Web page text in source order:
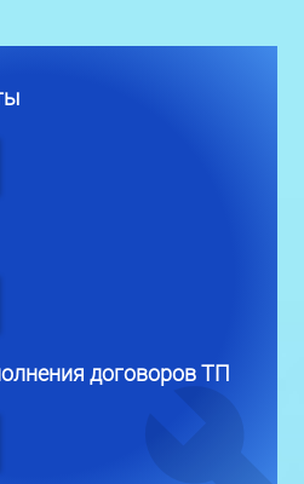
договоров ТП